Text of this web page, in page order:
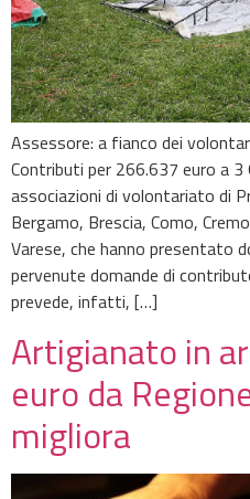
Assessore: a fianco dei
Contributi per 266.637 euro a 3
associazioni di volontariato di
Bergamo, Brescia, Como,
Varese, che hanno presentato
pervenute domande di
prevede, infatti, […]
Artigianato in
euro da
migliora